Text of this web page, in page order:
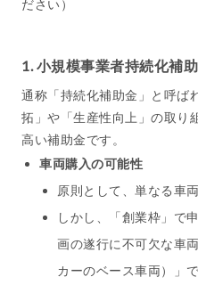
ださい）
1. 小規模事業者持続化補
通称「持続化補助金」と呼ば
拓」や「生産性向上」の取り
高い補助金です。
車両購入の可能性
原則として、単なる車
しかし、「創業枠」で
画の遂行に不可欠な車
カーのベース車両）」